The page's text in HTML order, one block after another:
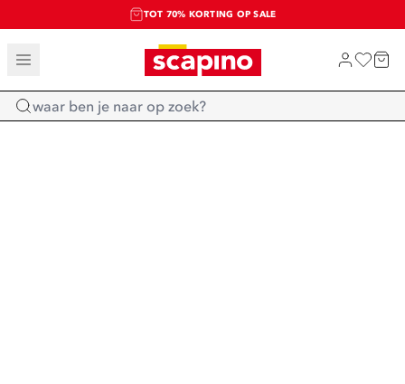
TOT 70% KORTING OP SALE
SALE: LAATSTE KANS!
SHOP NIEUW
Home